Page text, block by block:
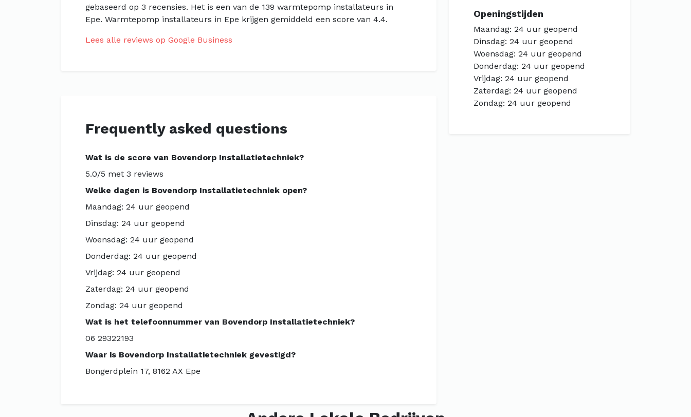
gebaseerd op 3 recensies. Het is een van de 139 warmtepomp installateurs in
Epe. Warmtepomp installateurs in Epe krijgen gemiddeld een score van 4.4.
Lees alle reviews op Google Business
Frequently asked questions
Wat is de score van Bovendorp Installatietechniek?
5.0/5 met 3 reviews
Welke dagen is Bovendorp Installatietechniek open?
Maandag: 24 uur geopend
Dinsdag: 24 uur geopend
Woensdag: 24 uur geopend
Donderdag: 24 uur geopend
Vrijdag: 24 uur geopend
Zaterdag: 24 uur geopend
Zondag: 24 uur geopend
Wat is het telefoonnummer van Bovendorp Installatietechniek?
06 29322193
Waar is Bovendorp Installatietechniek gevestigd?
Bongerdplein 17, 8162 AX Epe
Openingstijden
Maandag: 24 uur geopend
Dinsdag: 24 uur geopend
Woensdag: 24 uur geopend
Donderdag: 24 uur geopend
Vrijdag: 24 uur geopend
Zaterdag: 24 uur geopend
Zondag: 24 uur geopend